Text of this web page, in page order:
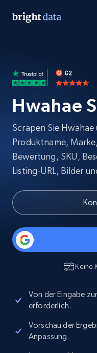
Hwahae
Scrapen Sie
Produktname,
Bewertung, SKU,
Listing-URL, Bilder
Keine
Von der Eingabe
erforderlich.
Vorschau der
Anpassung.